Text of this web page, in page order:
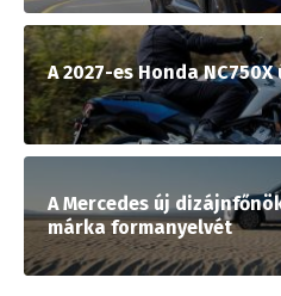
A 2027-es Honda
A Mercedes új
márka formanyelvét